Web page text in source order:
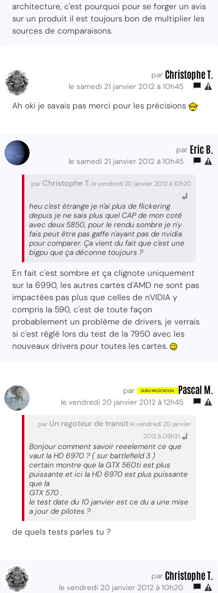
architecture, c'est pourquoi pour se forger un avis
sur un produit il est toujours bon de multiplier les
sources de comparaisons.
par Christophe T.
le samedi 21 janvier 2012 à 10h45
Ah oki je savais pas merci pour les précisions
par Eric B.
le samedi 21 janvier 2012 à 10h45
par Christophe T. le vendredi 20 janvier 2012 à 10h20
heu c'est étrange je n'ai plus de flickering
depuis je ne sais plus quel CAP de mon coté
avec deux 5850, pour le rendu sombre je n'y
fais peut être pas gaffe n'ayant pas de nvidia
pour comparer. Ça vient du fait que c'est une
bigpu que ça déconne toujours ?
En fait c'est sombre et ça clignote uniquement
sur la 6990, les autres cartes d'AMD ne sont pas
impactées pas plus que celles de nVIDIA y
compris la 590, c'est de toute façon
probablement un problème de drivers, je verrais
si c'est réglé lors du test de la 7950 avec les
nouveaux drivers pour toutes les cartes.
par Pascal M.
le vendredi 20 janvier 2012 à 12h45
par Un ragoteur de transit le vendredi 20 janvier
2012 à 09h31
Bonjour comment savoir reeelement ce que
vaut la HD 6970 ? ( sur battlefield 3 )
certain montre que la GTX 560ti est plus
puissante et ici la HD 6970 est plus puissante
que la
GTX 570 .
le test date du 10 janvier est ce du a une mise
a jour de pilotes ?
de quels tests parles tu ?
par Christophe T.
le vendredi 20 janvier 2012 à 10h20